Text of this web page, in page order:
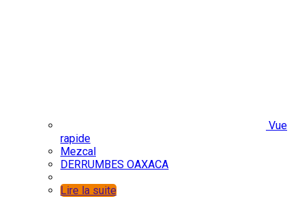
Vue
rapide
Mezcal
DERRUMBES OAXACA
Lire la suite